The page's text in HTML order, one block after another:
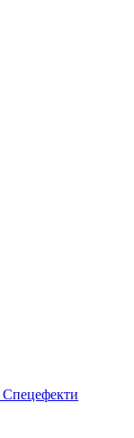
Спецефекти